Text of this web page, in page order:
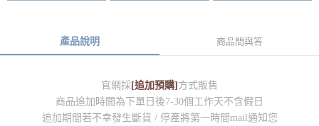
產品說明 商品問與答
官網採 [追加預購] 方式販售
商品追加時間為下單日後7-30個工作天不含假日
追加期間若不幸發生斷貨 / 停產將第一時間mail通知您